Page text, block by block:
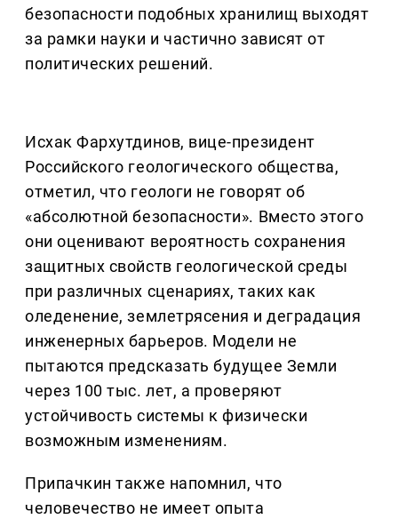
безопасности подобных хранилищ выходят
за рамки науки и частично зависят от
политических решений.
Исхак Фархутдинов, вице-президент
Российского геологического общества,
отметил, что геологи не говорят об
«абсолютной безопасности». Вместо этого
они оценивают вероятность сохранения
защитных свойств геологической среды
при различных сценариях, таких как
оледенение, землетрясения и деградация
инженерных барьеров. Модели не
пытаются предсказать будущее Земли
через 100 тыс. лет, а проверяют
устойчивость системы к физически
возможным изменениям.
Припачкин также напомнил, что
человечество не имеет опыта